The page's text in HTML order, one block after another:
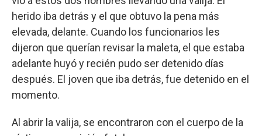
herido iba detrás y el que obtuvo la pena más
elevada, delante. Cuando los funcionarios les
dijeron que querían revisar la maleta, el que estaba
adelante huyó y recién pudo ser detenido días
después. El joven que iba detrás, fue detenido en el
momento.
Al abrir la valija, se encontraron con el cuerpo de la